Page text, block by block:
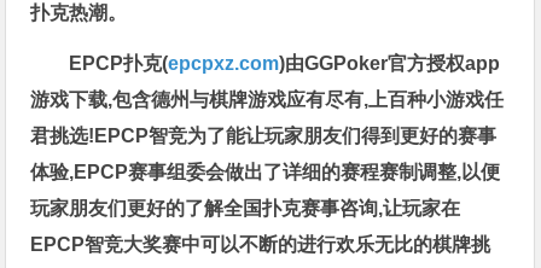
扑克热潮。
EPCP扑克(epcpxz.com)由GGPoker官方授权app
游戏下载,包含德州与棋牌游戏应有尽有,上百种小游戏任
君挑选!EPCP智竞为了能让玩家朋友们得到更好的赛事
体验,EPCP赛事组委会做出了详细的赛程赛制调整,以便
玩家朋友们更好的了解全国扑克赛事咨询,让玩家在
EPCP智竞大奖赛中可以不断的进行欢乐无比的棋牌挑